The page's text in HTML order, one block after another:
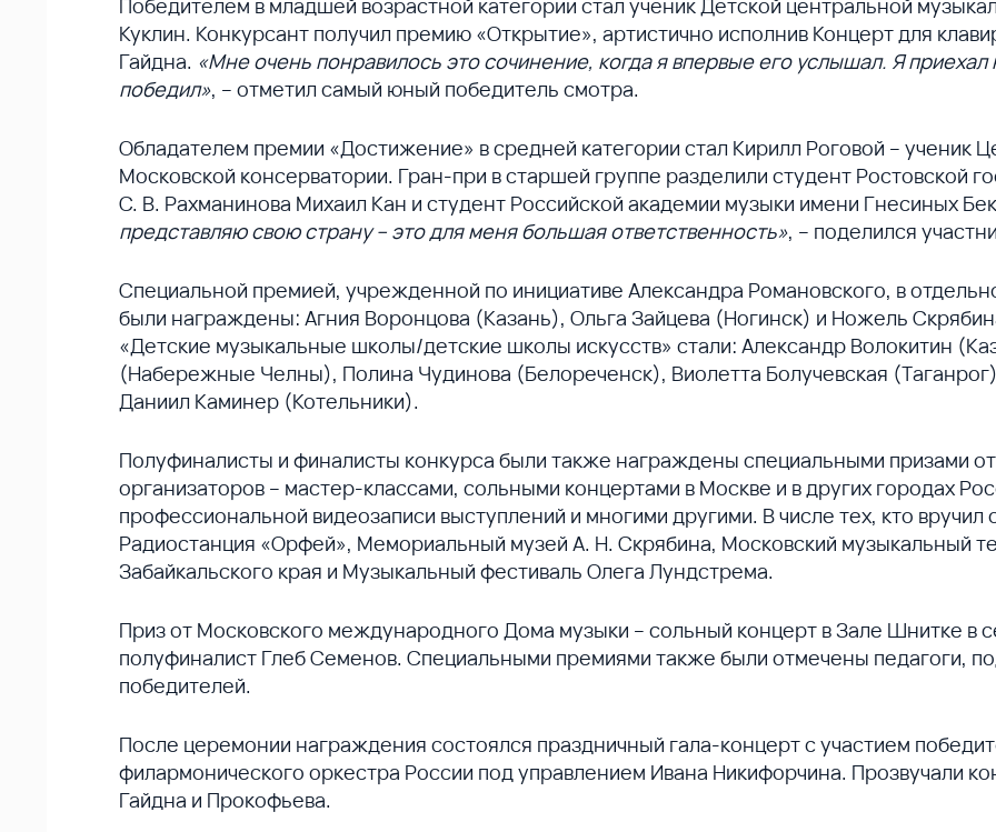
Победителем в младшей возрастной категории стал ученик Детской центральной
Куклин. Конкурсант получил премию «Открытие», артистично исполнив Концерт для
Гайдна. «Мне очень понравилось это сочинение, когда я впервые его услышал. Я приехал
победил», – отметил самый юный победитель смотра.
Обладателем премии «Достижение» в средней категории стал Кирилл Роговой – ученик
Московской консерватории. Гран-при в старшей группе разделили студент Ростовской
С. В. Рахманинова Михаил Кан и студент Российской академии музыки имени Гнесиных
представляю свою страну – это для меня большая ответственность», – поделился
Специальной премией, учрежденной по инициативе Александра Романовского, в
были награждены: Агния Воронцова (Казань), Ольга Зайцева (Ногинск) и Ножель
«Детские музыкальные школы/детские школы искусств» стали: Александр Волокитин
(Набережные Челны), Полина Чудинова (Белореченск), Виолетта Болучевская
Даниил Каминер (Котельники).
Полуфиналисты и финалисты конкурса были также награждены специальными призами
организаторов – мастер-классами, сольными концертами в Москве и в других городах
профессиональной видеозаписи выступлений и многими другими. В числе тех, кто
Радиостанция «Орфей», Мемориальный музей А. Н. Скрябина, Московский музыкальный
Забайкальского края и Музыкальный фестиваль Олега Лундстрема.
Приз от Московского международного Дома музыки – сольный концерт в Зале Шнитке в
полуфиналист Глеб Семенов. Специальными премиями также были отмечены педагоги,
победителей.
После церемонии награждения состоялся праздничный гала-концерт с участием
филармонического оркестра России под управлением Ивана Никифорчина. Прозвучали
Гайдна и Прокофьева.